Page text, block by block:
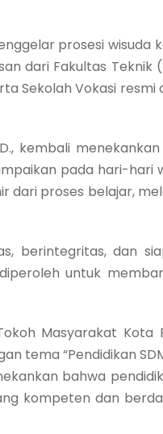
prosesi wisuda
dari Fakultas Teknik
Sekolah Vokasi
kembali
pada hari-hari
proses belajar,
berintegritas, dan
untuk
Masyarakat Kota
tema “Pendidikan
bahwa
kompeten dan